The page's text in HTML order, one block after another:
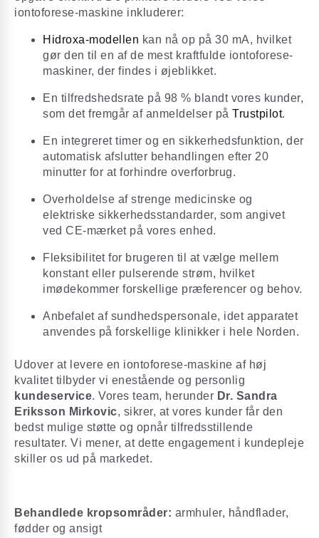
iontoforese-maskine inkluderer:
Hidroxa-modellen kan nå op på 30 mA, hvilket
gør den til en af de mest kraftfulde iontoforese-
maskiner, der findes i øjeblikket.
En tilfredshedsrate på 98 % blandt vores kunder,
som det fremgår af anmeldelser på Trustpilot.
En integreret timer og en sikkerhedsfunktion, der
automatisk afslutter behandlingen efter 20
minutter for at forhindre overforbrug.
Overholdelse af strenge medicinske og
elektriske sikkerhedsstandarder, som angivet
ved CE-mærket på vores enhed.
Fleksibilitet for brugeren til at vælge mellem
konstant eller pulserende strøm, hvilket
imødekommer forskellige præferencer og behov.
Anbefalet af sundhedspersonale, idet apparatet
anvendes på forskellige klinikker i hele Norden.
Udover at levere en iontoforese-maskine af høj
kvalitet tilbyder vi enestående og personlig
kundeservice. Vores team, herunder Dr. Sandra
Eriksson Mirkovic, sikrer, at vores kunder får den
bedst mulige støtte og opnår tilfredsstillende
resultater. Vi mener, at dette engagement i kundepleje
skiller os ud på markedet.
Behandlede kropsområder: armhuler, håndflader,
fødder og ansigt